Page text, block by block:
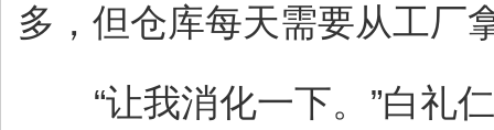
多，但仓库每天需要从工厂
“让我消化一下。”白礼仁